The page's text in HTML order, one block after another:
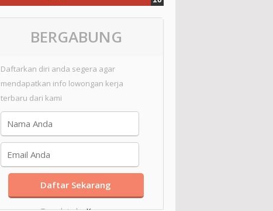
BERGABUNG
Daftarkan diri anda segera agar
mendapatkan info lowongan kerja
terbaru dari kami